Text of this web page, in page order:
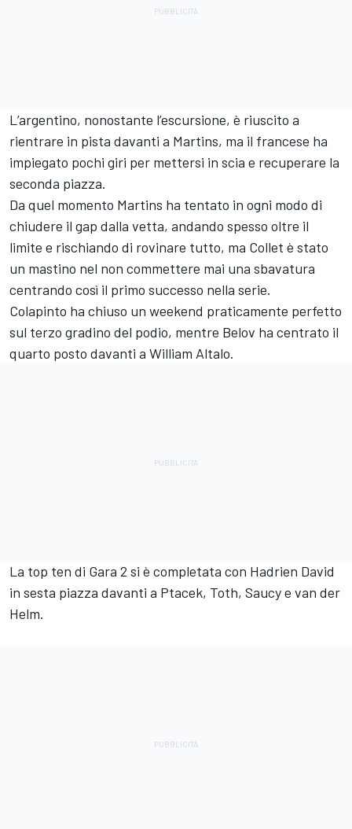
L’argentino, nonostante l’escursione, è riuscito a
rientrare in pista davanti a Martins, ma il francese ha
impiegato pochi giri per mettersi in scia e recuperare la
seconda piazza.
Da quel momento Martins ha tentato in ogni modo di
chiudere il gap dalla vetta, andando spesso oltre il
limite e rischiando di rovinare tutto, ma Collet è stato
un mastino nel non commettere mai una sbavatura
centrando così il primo successo nella serie.
Colapinto ha chiuso un weekend praticamente perfetto
sul terzo gradino del podio, mentre Belov ha centrato il
quarto posto davanti a William Altalo.
La top ten di Gara 2 si è completata con Hadrien David
in sesta piazza davanti a Ptacek, Toth, Saucy e van der
Helm.